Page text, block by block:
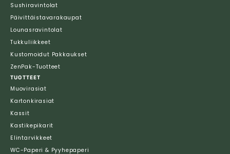
Sushiravintolat
Päivittäistavarakaupat
Lounasravintolat
Tukkuliikkeet
Kustomoidut Pakkaukset
ZenPak-Tuotteet
TUOTTEET
Muovirasiat
Kartonkirasiat
Kassit
Kastikepikarit
Elintarvikkeet
WC-Paperi & Pyyhepaperi